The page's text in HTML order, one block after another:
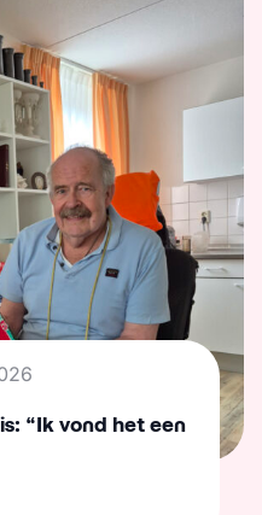
“Ik vond het een